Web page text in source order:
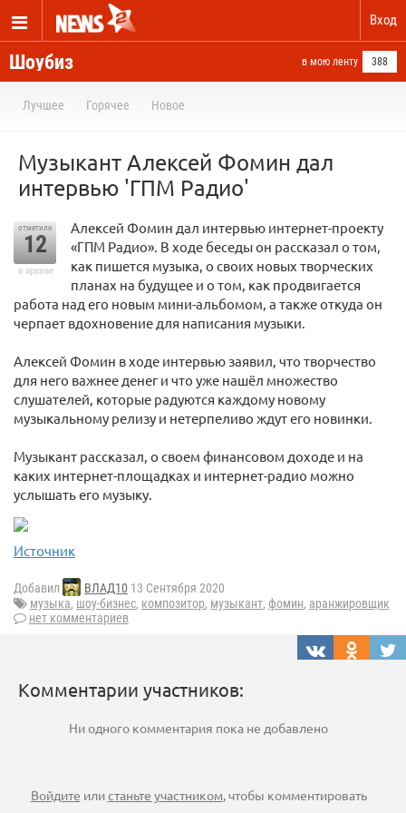
Вход
Шоубиз в мою ленту 388
Лучшее Горячее Новое
Музыкант Алексей Фомин дал
интервью 'ГПМ Радио'
отметили
12
в архиве
Алексей Фомин дал интервью интернет-проекту
«ГПМ Радио». В ходе беседы он рассказал о том,
как пишется музыка, о своих новых творческих
планах на будущее и о том, как продвигается
работа над его новым мини-альбомом, а также откуда он
черпает вдохновение для написания музыки.
Алексей Фомин в ходе интервью заявил, что творчество
для него важнее денег и что уже нашёл множество
слушателей, которые радуются каждому новому
музыкальному релизу и нетерпеливо ждут его новинки.
Музыкант рассказал, о своем финансовом доходе и на
каких интернет-площадках и интернет-радио можно
услышать его музыку.
Источник
Добавил ВЛАД10 13 Сентября 2020
музыка, шоу-бизнес, композитор, музыкант, фомин, аранжировщик
нет комментариев
Комментарии участников:
Ни одного комментария пока не добавлено
Войдите илистаньте участником, чтобы комментировать